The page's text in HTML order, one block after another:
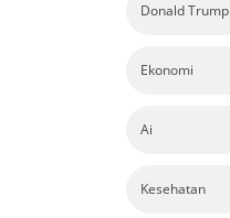
Donald Trump
Ekonomi
Ai
Kesehatan